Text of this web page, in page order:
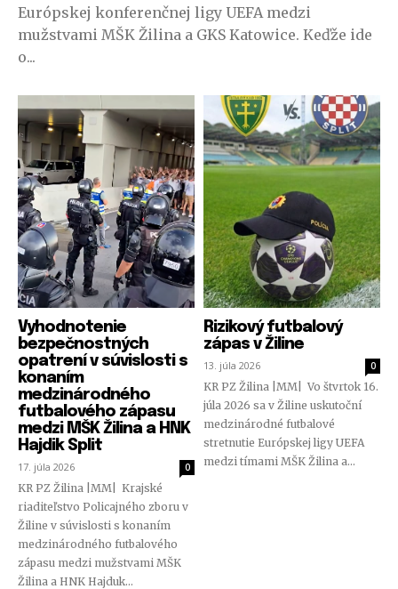
Európskej konferenčnej ligy UEFA medzi
mužstvami MŠK Žilina a GKS Katowice. Keďže ide
o...
Vyhodnotenie
bezpečnostných
opatrení v súvislosti s
konaním
medzinárodného
futbalového zápasu
medzi MŠK Žilina a HNK
Hajdik Split
17. júla 2026 0
KR PZ Žilina |MM| Krajské
riaditeľstvo Policajného zboru v
Žiline v súvislosti s konaním
medzinárodného futbalového
zápasu medzi mužstvami MŠK
Žilina a HNK Hajduk...
Rizikový futbalový
zápas v Žiline
13. júla 2026 0
KR PZ Žilina |MM| Vo štvrtok 16.
júla 2026 sa v Žiline uskutoční
medzinárodné futbalové
stretnutie Európskej ligy UEFA
medzi tímami MŠK Žilina a...